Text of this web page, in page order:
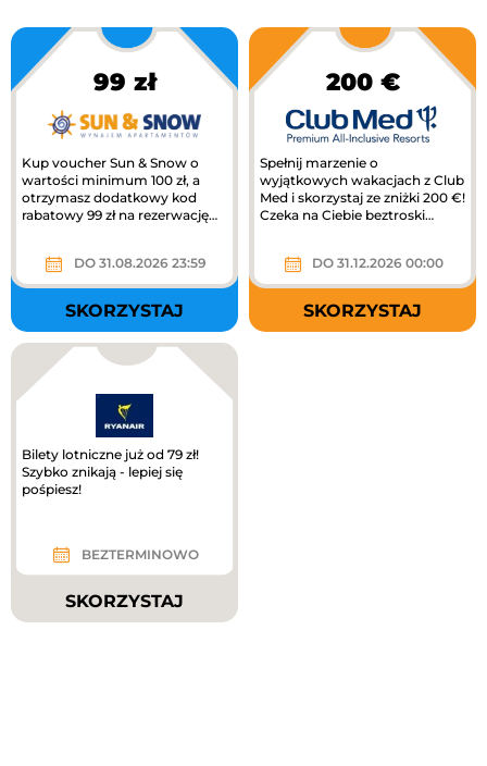
99 zł
Kup voucher Sun & Snow o
wartości minimum 100 zł, a
otrzymasz dodatkowy kod
rabatowy 99 zł na rezerwację
DO 31.08.2026 23:59
SKORZYSTAJ
200 €
Spełnij marzenie o
wyjątkowych wakacjach z Club
Med i skorzystaj ze zniżki 200 €!
Czeka na Ciebie beztroski
DO 31.12.2026 00:00
SKORZYSTAJ
Bilety lotniczne już od 79 zł!
Szybko znikają - lepiej się
pośpiesz!
BEZTERMINOWO
SKORZYSTAJ